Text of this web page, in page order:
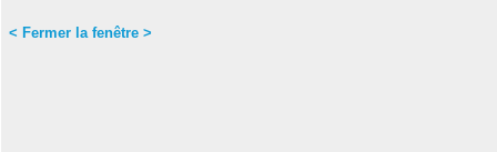
< Fermer la fenêtre >